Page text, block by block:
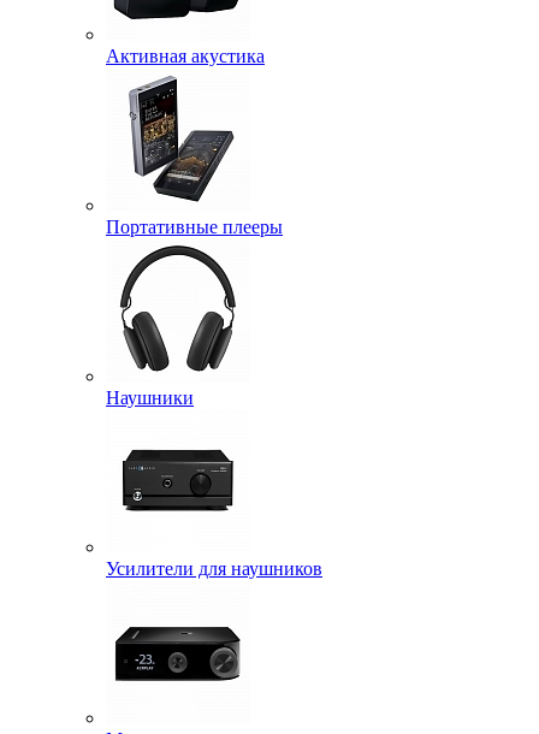
Активная акустика
Портативные плееры
Наушники
Усилители для наушников